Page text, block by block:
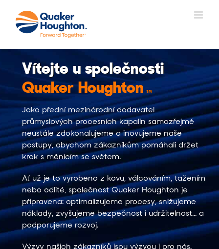
obsah
Vítejte u společnosti
Quaker Houghton TM
Jako přední mezinárodní dodavatel
průmyslových procesních kapalin samozřejmě
neustále zdokonalujeme a inovujeme naše
postupy, abychom zákazníkům pomáhali držet
krok s měnícím se světem.
Ať už je to vyrobeno z kovu, válcováním, tažením
nebo odlité, společnost Quaker Houghton je
připravena: optimalizujeme procesy, snižujeme
náklady, zvyšujeme bezpečnost i udržitelnost... a
podporujeme rozvoj.
Výzvy našich zákazníků jsou výzvou i pro nás.